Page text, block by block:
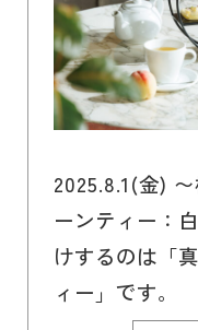
2025.8.1(金)
ーンティー：
けするのは「
ィー」です。